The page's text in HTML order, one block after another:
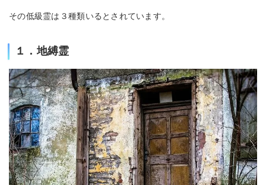
その低級霊は３種類いるとされています。
１．地縛霊